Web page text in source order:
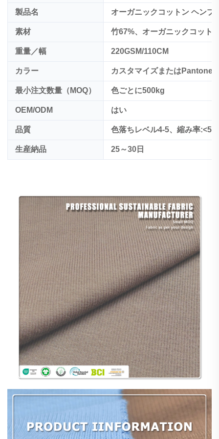
製品名 オーガニックコットン ヘンプ
素材 竹67%、オーガニックコット
重量／幅 220GSM/110CM
カラー カスタマイズまたはPantone
最小注文数量（MOQ） 色ごとに500kg
OEM/ODM はい
品質 色落ちレベル4-5、縮み率:<5%
生産納品 25～30日